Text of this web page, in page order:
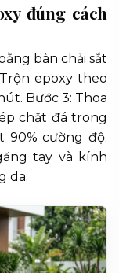
đúng cách
bàn chải sắt
epoxy theo
Bước 3: Thoa
chặt đá trong
90% cường độ.
tay và kính
da.